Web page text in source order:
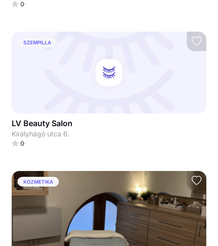
0
SZEMPILLA
LV Beauty Salon
Királyhágó utca 6.
0
KOZMETIKA